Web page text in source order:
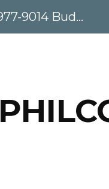
TV SZERELŐ (0620) 977-9014 Budapest, Pest megye